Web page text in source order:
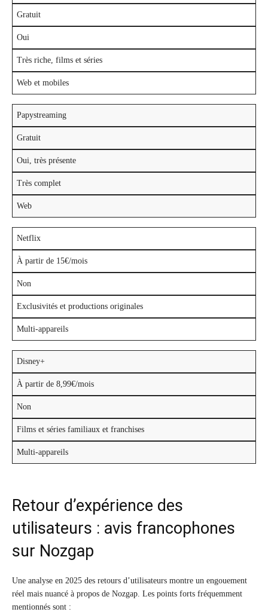
Gratuit
Oui
Très riche, films et séries
Web et mobiles
Papystreaming
Gratuit
Oui, très présente
Très complet
Web
Netflix
À partir de 15€/mois
Non
Exclusivités et productions originales
Multi-appareils
Disney+
À partir de 8,99€/mois
Non
Films et séries familiaux et franchises
Multi-appareils
Retour d’expérience des
utilisateurs : avis francophones
sur Nozgap
Une analyse en 2025 des retours d’utilisateurs montre un engouement
réel mais nuancé à propos de Nozgap. Les points forts fréquemment
mentionnés sont :